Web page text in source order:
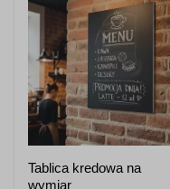
Tablica kredowa na
wymiar